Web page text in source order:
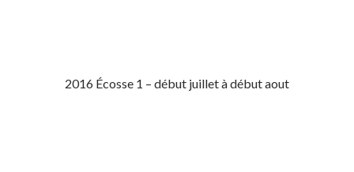
2016 Écosse 1 – début juillet à début aout